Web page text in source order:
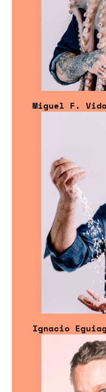
Miguel F.
Ignacio